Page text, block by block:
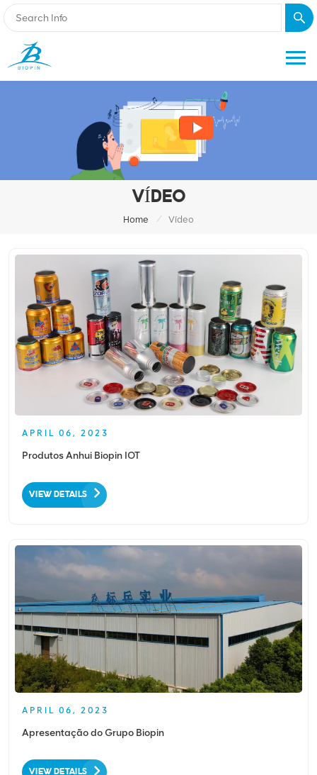
VÍDEO
Home / Vídeo
APRIL 06, 2023
Produtos Anhui Biopin IOT
VIEW DETAILS
APRIL 06, 2023
Apresentação do Grupo Biopin
VIEW DETAILS